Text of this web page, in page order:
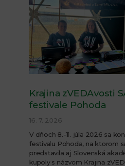
Krajina zVEDAvosti
festivale Pohoda
16. 7. 2026
V dňoch 8.-11. júla 2026 sa
festivalu Pohoda, na ktorom
predstavila aj Slovenská
kupoly s názvom Krajina